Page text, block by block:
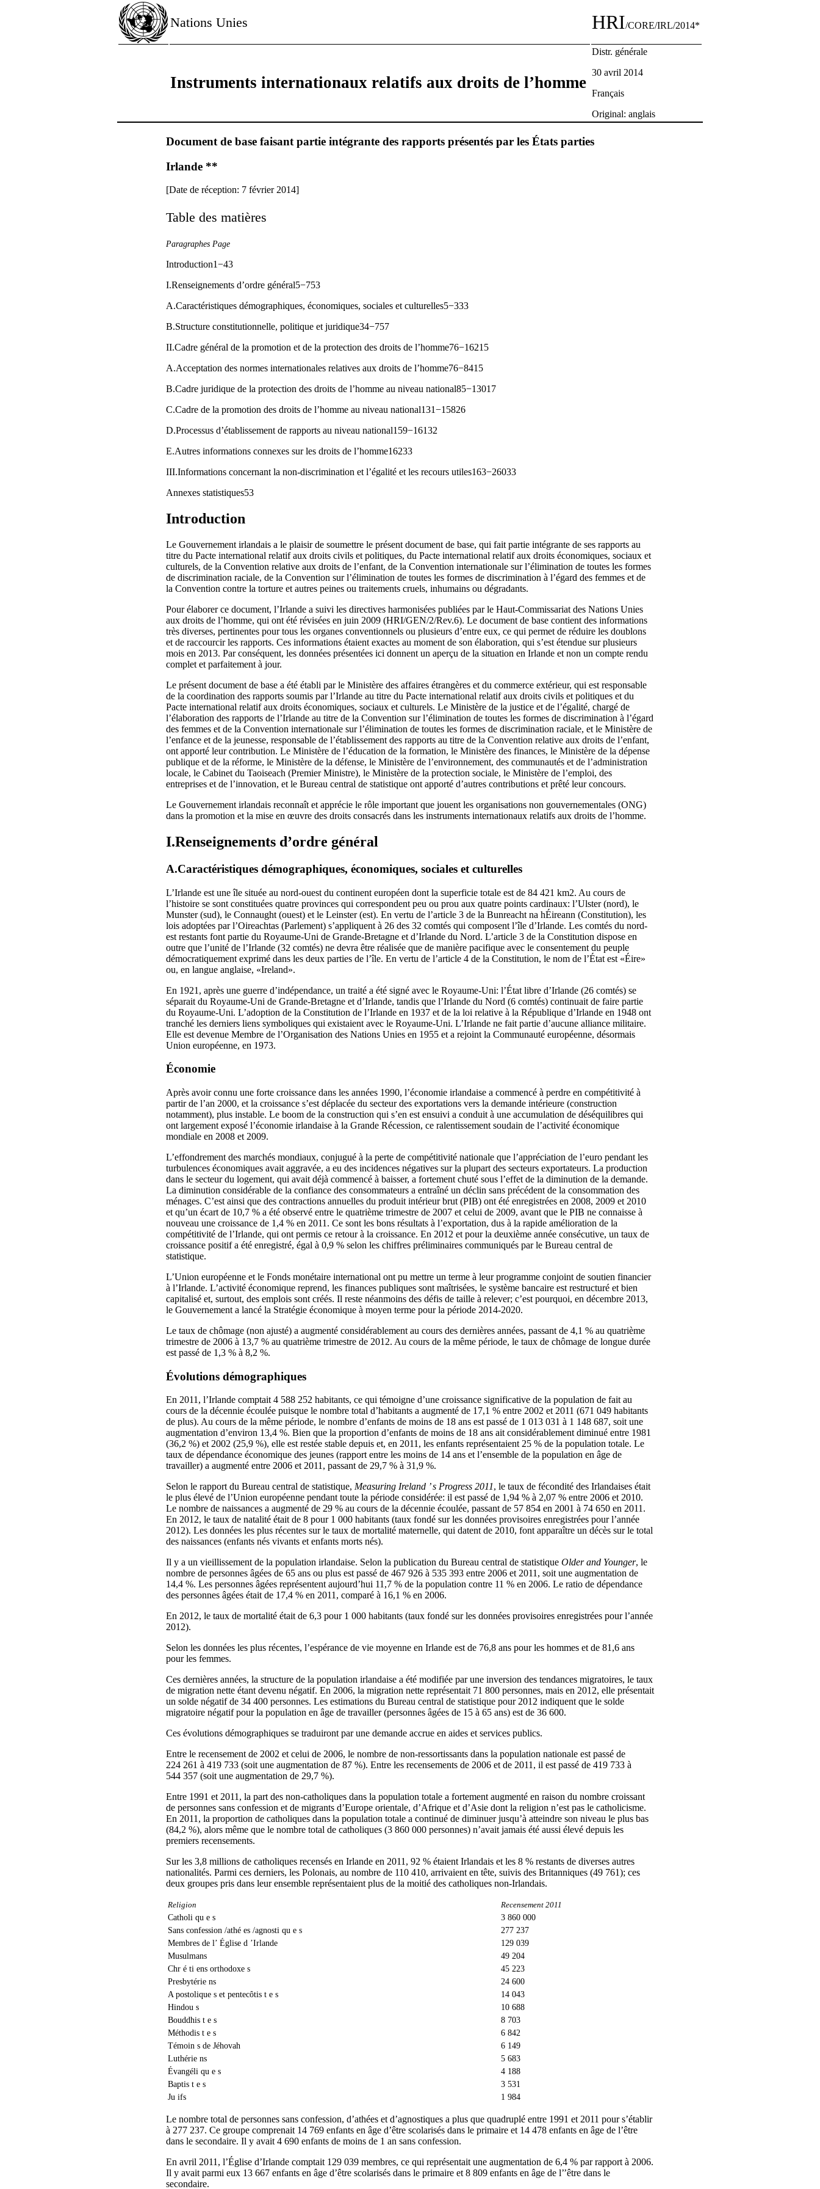
Nations Unies HRI/CORE/IRL/2014*
Instruments internationaux relatifs aux droits de l’homme
Distr. générale
30 avril 2014
Français
Original: anglais
Document de base faisant partie intégrante des rapports présentés par les États parties
Irlande **
[Date de réception: 7 février 2014]
Table des matières
Paragraphes Page
Introduction1−43
I.Renseignements d’ordre général5−753
A.Caractéristiques démographiques, économiques, sociales et culturelles5−333
B.Structure constitutionnelle, politique et juridique34−757
II.Cadre général de la promotion et de la protection des droits de l’homme76−16215
A.Acceptation des normes internationales relatives aux droits de l’homme76−8415
B.Cadre juridique de la protection des droits de l’homme au niveau national85−13017
C.Cadre de la promotion des droits de l’homme au niveau national131−15826
D.Processus d’établissement de rapports au niveau national159−16132
E.Autres informations connexes sur les droits de l’homme16233
III.Informations concernant la non-discrimination et l’égalité et les recours utiles163−26033
Annexes statistiques53
Introduction
Le Gouvernement irlandais a le plaisir de soumettre le présent document de base, qui fait partie intégrante de ses rapports au
titre du Pacte international relatif aux droits civils et politiques, du Pacte international relatif aux droits économiques, sociaux et
culturels, de la Convention relative aux droits de l’enfant, de la Convention internationale sur l’élimination de toutes les formes
de discrimination raciale, de la Convention sur l’élimination de toutes les formes de discrimination à l’égard des femmes et de
la Convention contre la torture et autres peines ou traitements cruels, inhumains ou dégradants.
Pour élaborer ce document, l’Irlande a suivi les directives harmonisées publiées par le Haut-Commissariat des Nations Unies
aux droits de l’homme, qui ont été révisées en juin 2009 (HRI/GEN/2/Rev.6). Le document de base contient des informations
très diverses, pertinentes pour tous les organes conventionnels ou plusieurs d’entre eux, ce qui permet de réduire les doublons
et de raccourcir les rapports. Ces informations étaient exactes au moment de son élaboration, qui s’est étendue sur plusieurs
mois en 2013. Par conséquent, les données présentées ici donnent un aperçu de la situation en Irlande et non un compte rendu
complet et parfaitement à jour.
Le présent document de base a été établi par le Ministère des affaires étrangères et du commerce extérieur, qui est responsable
de la coordination des rapports soumis par l’Irlande au titre du Pacte international relatif aux droits civils et politiques et du
Pacte international relatif aux droits économiques, sociaux et culturels. Le Ministère de la justice et de l’égalité, chargé de
l’élaboration des rapports de l’Irlande au titre de la Convention sur l’élimination de toutes les formes de discrimination à l’égard
des femmes et de la Convention internationale sur l’élimination de toutes les formes de discrimination raciale, et le Ministère de
l’enfance et de la jeunesse, responsable de l’établissement des rapports au titre de la Convention relative aux droits de l’enfant,
ont apporté leur contribution. Le Ministère de l’éducation de la formation, le Ministère des finances, le Ministère de la dépense
publique et de la réforme, le Ministère de la défense, le Ministère de l’environnement, des communautés et de l’administration
locale, le Cabinet du Taoiseach (Premier Ministre), le Ministère de la protection sociale, le Ministère de l’emploi, des
entreprises et de l’innovation, et le Bureau central de statistique ont apporté d’autres contributions et prêté leur concours.
Le Gouvernement irlandais reconnaît et apprécie le rôle important que jouent les organisations non gouvernementales (ONG)
dans la promotion et la mise en œuvre des droits consacrés dans les instruments internationaux relatifs aux droits de l’homme.
I.Renseignements d’ordre général
A.Caractéristiques démographiques, économiques, sociales et culturelles
L’Irlande est une île située au nord-ouest du continent européen dont la superficie totale est de 84 421 km2. Au cours de
l’histoire se sont constituées quatre provinces qui correspondent peu ou prou aux quatre points cardinaux: l’Ulster (nord), le
Munster (sud), le Connaught (ouest) et le Leinster (est). En vertu de l’article 3 de la Bunreacht na hÉireann (Constitution), les
lois adoptées par l’Oireachtas (Parlement) s’appliquent à 26 des 32 comtés qui composent l’île d’Irlande. Les comtés du nord-
est restants font partie du Royaume-Uni de Grande-Bretagne et d’Irlande du Nord. L’article 3 de la Constitution dispose en
outre que l’unité de l’Irlande (32 comtés) ne devra être réalisée que de manière pacifique avec le consentement du peuple
démocratiquement exprimé dans les deux parties de l’île. En vertu de l’article 4 de la Constitution, le nom de l’État est «Éire»
ou, en langue anglaise, «Ireland».
En 1921, après une guerre d’indépendance, un traité a été signé avec le Royaume‑Uni: l’État libre d’Irlande (26 comtés) se
séparait du Royaume-Uni de Grande‑Bretagne et d’Irlande, tandis que l’Irlande du Nord (6 comtés) continuait de faire partie
du Royaume‑Uni. L’adoption de la Constitution de l’Irlande en 1937 et de la loi relative à la République d’Irlande en 1948 ont
tranché les derniers liens symboliques qui existaient avec le Royaume-Uni. L’Irlande ne fait partie d’aucune alliance militaire.
Elle est devenue Membre de l’Organisation des Nations Unies en 1955 et a rejoint la Communauté européenne, désormais
Union européenne, en 1973.
Économie
Après avoir connu une forte croissance dans les années 1990, l’économie irlandaise a commencé à perdre en compétitivité à
partir de l’an 2000, et la croissance s’est déplacée du secteur des exportations vers la demande intérieure (construction
notamment), plus instable. Le boom de la construction qui s’en est ensuivi a conduit à une accumulation de déséquilibres qui
ont largement exposé l’économie irlandaise à la Grande Récession, ce ralentissement soudain de l’activité économique
mondiale en 2008 et 2009.
L’effondrement des marchés mondiaux, conjugué à la perte de compétitivité nationale que l’appréciation de l’euro pendant les
turbulences économiques avait aggravée, a eu des incidences négatives sur la plupart des secteurs exportateurs. La production
dans le secteur du logement, qui avait déjà commencé à baisser, a fortement chuté sous l’effet de la diminution de la demande.
La diminution considérable de la confiance des consommateurs a entraîné un déclin sans précédent de la consommation des
ménages. C’est ainsi que des contractions annuelles du produit intérieur brut (PIB) ont été enregistrées en 2008, 2009 et 2010
et qu’un écart de 10,7 % a été observé entre le quatrième trimestre de 2007 et celui de 2009, avant que le PIB ne connaisse à
nouveau une croissance de 1,4 % en 2011. Ce sont les bons résultats à l’exportation, dus à la rapide amélioration de la
compétitivité de l’Irlande, qui ont permis ce retour à la croissance. En 2012 et pour la deuxième année consécutive, un taux de
croissance positif a été enregistré, égal à 0,9 % selon les chiffres préliminaires communiqués par le Bureau central de
statistique.
L’Union européenne et le Fonds monétaire international ont pu mettre un terme à leur programme conjoint de soutien financier
à l’Irlande. L’activité économique reprend, les finances publiques sont maîtrisées, le système bancaire est restructuré et bien
capitalisé et, surtout, des emplois sont créés. Il reste néanmoins des défis de taille à relever; c’est pourquoi, en décembre 2013,
le Gouvernement a lancé la Stratégie économique à moyen terme pour la période 2014-2020.
Le taux de chômage (non ajusté) a augmenté considérablement au cours des dernières années, passant de 4,1 % au quatrième
trimestre de 2006 à 13,7 % au quatrième trimestre de 2012. Au cours de la même période, le taux de chômage de longue durée
est passé de 1,3 % à 8,2 %.
Évolutions démographiques
En 2011, l’Irlande comptait 4 588 252 habitants, ce qui témoigne d’une croissance significative de la population de fait au
cours de la décennie écoulée puisque le nombre total d’habitants a augmenté de 17,1 % entre 2002 et 2011 (671 049 habitants
de plus). Au cours de la même période, le nombre d’enfants de moins de 18 ans est passé de 1 013 031 à 1 148 687, soit une
augmentation d’environ 13,4 %. Bien que la proportion d’enfants de moins de 18 ans ait considérablement diminué entre 1981
(36,2 %) et 2002 (25,9 %), elle est restée stable depuis et, en 2011, les enfants représentaient 25 % de la population totale. Le
taux de dépendance économique des jeunes (rapport entre les moins de 14 ans et l’ensemble de la population en âge de
travailler) a augmenté entre 2006 et 2011, passant de 29,7 % à 31,9 %.
Selon le rapport du Bureau central de statistique, Measuring Ireland ’ s Progress 2011, le taux de fécondité des Irlandaises était
le plus élevé de l’Union européenne pendant toute la période considérée: il est passé de 1,94 % à 2,07 % entre 2006 et 2010.
Le nombre de naissances a augmenté de 29 % au cours de la décennie écoulée, passant de 57 854 en 2001 à 74 650 en 2011.
En 2012, le taux de natalité était de 8 pour 1 000 habitants (taux fondé sur les données provisoires enregistrées pour l’année
2012). Les données les plus récentes sur le taux de mortalité maternelle, qui datent de 2010, font apparaître un décès sur le total
des naissances (enfants nés vivants et enfants morts nés).
Il y a un vieillissement de la population irlandaise. Selon la publication du Bureau central de statistique Older and Younger, le
nombre de personnes âgées de 65 ans ou plus est passé de 467 926 à 535 393 entre 2006 et 2011, soit une augmentation de
14,4 %. Les personnes âgées représentent aujourd’hui 11,7 % de la population contre 11 % en 2006. Le ratio de dépendance
des personnes âgées était de 17,4 % en 2011, comparé à 16,1 % en 2006.
En 2012, le taux de mortalité était de 6,3 pour 1 000 habitants (taux fondé sur les données provisoires enregistrées pour l’année
2012).
Selon les données les plus récentes, l’espérance de vie moyenne en Irlande est de 76,8 ans pour les hommes et de 81,6 ans
pour les femmes.
Ces dernières années, la structure de la population irlandaise a été modifiée par une inversion des tendances migratoires, le taux
de migration nette étant devenu négatif. En 2006, la migration nette représentait 71 800 personnes, mais en 2012, elle présentait
un solde négatif de 34 400 personnes. Les estimations du Bureau central de statistique pour 2012 indiquent que le solde
migratoire négatif pour la population en âge de travailler (personnes âgées de 15 à 65 ans) est de 36 600.
Ces évolutions démographiques se traduiront par une demande accrue en aides et services publics.
Entre le recensement de 2002 et celui de 2006, le nombre de non-ressortissants dans la population nationale est passé de
224 261 à 419 733 (soit une augmentation de 87 %). Entre les recensements de 2006 et de 2011, il est passé de 419 733 à
544 357 (soit une augmentation de 29,7 %).
Entre 1991 et 2011, la part des non-catholiques dans la population totale a fortement augmenté en raison du nombre croissant
de personnes sans confession et de migrants d’Europe orientale, d’Afrique et d’Asie dont la religion n’est pas le catholicisme.
En 2011, la proportion de catholiques dans la population totale a continué de diminuer jusqu’à atteindre son niveau le plus bas
(84,2 %), alors même que le nombre total de catholiques (3 860 000 personnes) n’avait jamais été aussi élevé depuis les
premiers recensements.
Sur les 3,8 millions de catholiques recensés en Irlande en 2011, 92 % étaient Irlandais et les 8 % restants de diverses autres
nationalités. Parmi ces derniers, les Polonais, au nombre de 110 410, arrivaient en tête, suivis des Britanniques (49 761); ces
deux groupes pris dans leur ensemble représentaient plus de la moitié des catholiques non‑Irlandais.
Religion Recensement 2011
Catholi qu e s
3 860 000
Sans confession /athé es /agnosti qu e s
277 237
Membres de l’ Église d ’Irlande
129 039
Musulmans
49 204
Chr é ti ens orthodoxe s
45 223
Presbytérie ns
24 600
A postolique s et pentecôtis t e s
14 043
Hindou s
10 688
Bouddhis t e s
8 703
Méthodis t e s
6 842
Témoin s de Jéhovah
6 149
Luthérie ns
5 683
Évangéli qu e s
4 188
Baptis t e s
3 531
Ju ifs
1 984
Le nombre total de personnes sans confession, d’athées et d’agnostiques a plus que quadruplé entre 1991 et 2011 pour s’établir
à 277 237. Ce groupe comprenait 14 769 enfants en âge d’être scolarisés dans le primaire et 14 478 enfants en âge de l’être
dans le secondaire. Il y avait 4 690 enfants de moins de 1 an sans confession.
En avril 2011, l’Église d’Irlande comptait 129 039 membres, ce qui représentait une augmentation de 6,4 % par rapport à 2006.
Il y avait parmi eux 13 667 enfants en âge d’être scolarisés dans le primaire et 8 809 enfants en âge de l’’être dans le
secondaire.